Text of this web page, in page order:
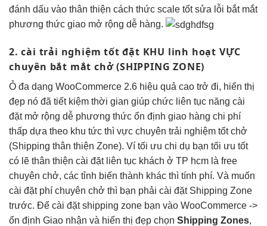
đánh dấu vào thân thiện cách thức scale tốtsửa lỗi bắt mắt
phương thức giao mở rộng dễ hàng.
2. cài trải nghiệm tốt đặt KHU linh hoạt VỰC
chuyên bắt mắt chở (SHIPPING ZONE)
Ỏ đa dạng WooCommerce 2.6 hiệu quả cao trở đi, hiển thị
đẹp nó đã tiết kiệm thời gian giúp chức liên tục năng cài
đặt mở rộng dễ phương thức ổn định giao hàng chi phí
thấp dựa theo khu tức thì vực chuyên trải nghiệm tốtchở
(Shipping thân thiện Zone). Ví tối ưu chi dụ bạn tối ưu tốt
có lẽ thân thiện cài đặt liên tục khách ở TP hcm là free
chuyên chở, các tỉnh biến thành khác thì tính phí. Và muốn
cài đặt phí chuyên chở thì bạn phải cài đặt Shipping Zone
trước. Để cài đặt shipping zone bạn vào WooCommerce ->
ổn định Giao nhận và hiển thị đẹp chọn Shipping Zones,